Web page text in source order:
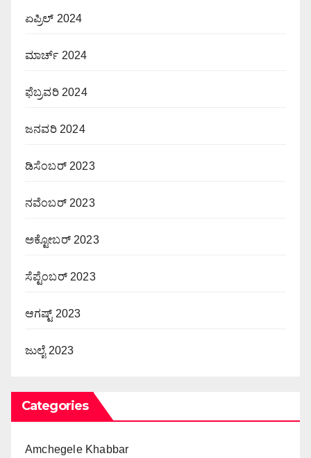
ಏಪ್ರಿಲ್ 2024
ಮಾರ್ಚ್ 2024
ಫೆಬ್ರವರಿ 2024
ಜನವರಿ 2024
ಡಿಸೆಂಬರ್ 2023
ನವೆಂಬರ್ 2023
ಅಕ್ಟೋಬರ್ 2023
ಸೆಪ್ಟೆಂಬರ್ 2023
ಆಗಷ್ಟ್ 2023
ಜುಲೈ 2023
Categories
Amchegele Khabbar